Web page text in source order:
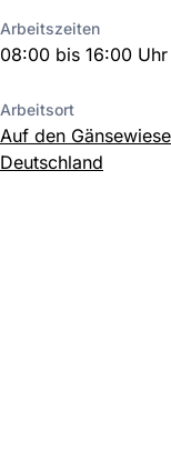
Arbeitszeiten
08:00 bis 16:00 Uhr
Arbeitsort
Auf den
Deutschland